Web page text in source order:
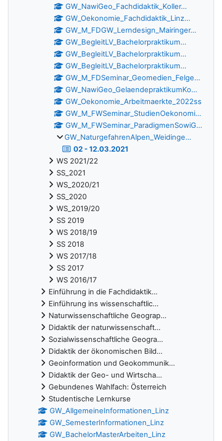
GW_NawiGeo_Fachdidaktik_Koller...
GW_Oekonomie_Fachdidaktik_Linz...
GW_M_FDGW_Lerndesign_Mairinger...
GW_BegleitLV_Bachelorpraktikum...
GW_BegleitLV_Bachelorpraktikum...
GW_BegleitLV_Bachelorpraktikum...
GW_M_FDSeminar_Geomedien_Felge...
GW_NawiGeo_GelaendepraktikumKo...
GW_Oekonomie_Arbeitmaerkte_2022ss
GW_M_FWSeminar_StudienOekonomi...
GW_M_FWSeminar_ParadigmenSowiG...
GW_NaturgefahrenAlpen_Weidinge...
02 - 12.03.2021
WS 2021/22
SS_2021
WS_2020/21
SS_2020
WS_2019/20
SS 2019
WS 2018/19
SS 2018
WS 2017/18
SS 2017
WS 2016/17
Einführung in die Fachdidaktik...
Einführung ins wissenschaftlic...
Naturwissenschaftliche Geograp...
Didaktik der naturwissenschaft...
Sozialwissenschaftliche Geogra...
Didaktik der ökonomischen Bild...
Geoinformation und Geokommunik...
Didaktik der Geo- und Wirtscha...
Gebundenes Wahlfach: Österreich
Studentische Lernkurse
GW_AllgemeineInformationen_Linz
GW_SemesterInformationen_Linz
GW_BachelorMasterArbeiten_Linz